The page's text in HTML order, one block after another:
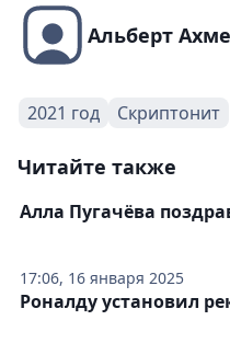
Альберт
2021 год Скриптонит
Читайте также
17:06, 16 января 2025
Алла Пугачёва
Роналду установил